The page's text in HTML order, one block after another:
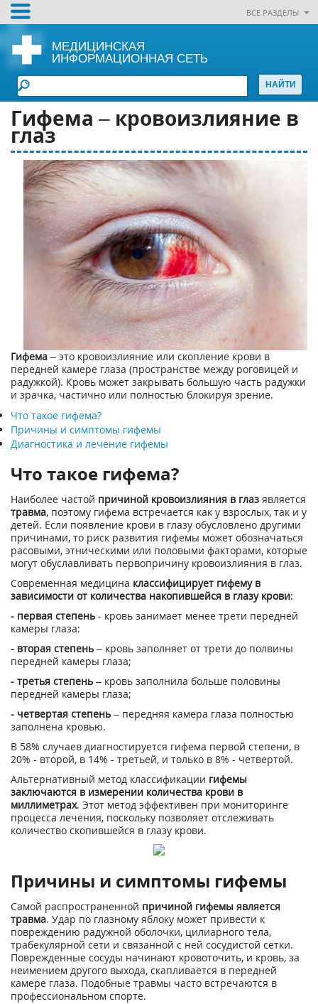
ВСЕ РАЗДЕЛЫ
МЕДИЦИНСКАЯ
ИНФОРМАЦИОННАЯ СЕТЬ
Гифема – кровоизлияние в
глаз
Гифема – это кровоизлияние или скопление крови в
передней камере глаза (пространстве между роговицей и
радужкой). Кровь может закрывать большую часть радужки
и зрачка, частично или полностью блокируя зрение.
Что такое гифема?
Причины и симптомы гифемы
Диагностика и лечение гифемы
Что такое гифема?
Наиболее частой причиной кровоизлияния в глаз является
травма, поэтому гифема встречается как у взрослых, так и у
детей. Если появление крови в глазу обусловлено другими
причинами, то риск развития гифемы может обозначаться
расовыми, этническими или половыми факторами, которые
могут обуславливать первопричину кровоизлияния в глаз.
Современная медицина классифицирует гифему в
зависимости от количества накопившейся в глазу крови:
- первая степень - кровь занимает менее трети передней
камеры глаза:
- вторая степень – кровь заполняет от трети до полвины
передней камеры глаза;
- третья степень – кровь заполнила больше половины
передней камеры глаза;
- четвертая степень – передняя камера глаза полностью
заполнена кровью.
В 58% случаев диагностируется гифема первой степени, в
20% - второй, в 14% - третьей, и только в 8% - четвертой.
Альтернативный метод классификации гифемы
заключаются в измерении количества крови в
миллиметрах. Этот метод эффективен при мониторинге
процесса лечения, поскольку позволяет отслеживать
количество скопившейся в глазу крови.
Причины и симптомы гифемы
Самой распространенной причиной гифемы является
травма. Удар по глазному яблоку может привести к
повреждению радужной оболочки, цилиарного тела,
трабекулярной сети и связанной с ней сосудистой сетки.
Поврежденные сосуды начинают кровоточить, и кровь, за
неимением другого выхода, скапливается в передней
камере глаза. Подобные травмы часто встречаются в
профессиональном спорте.